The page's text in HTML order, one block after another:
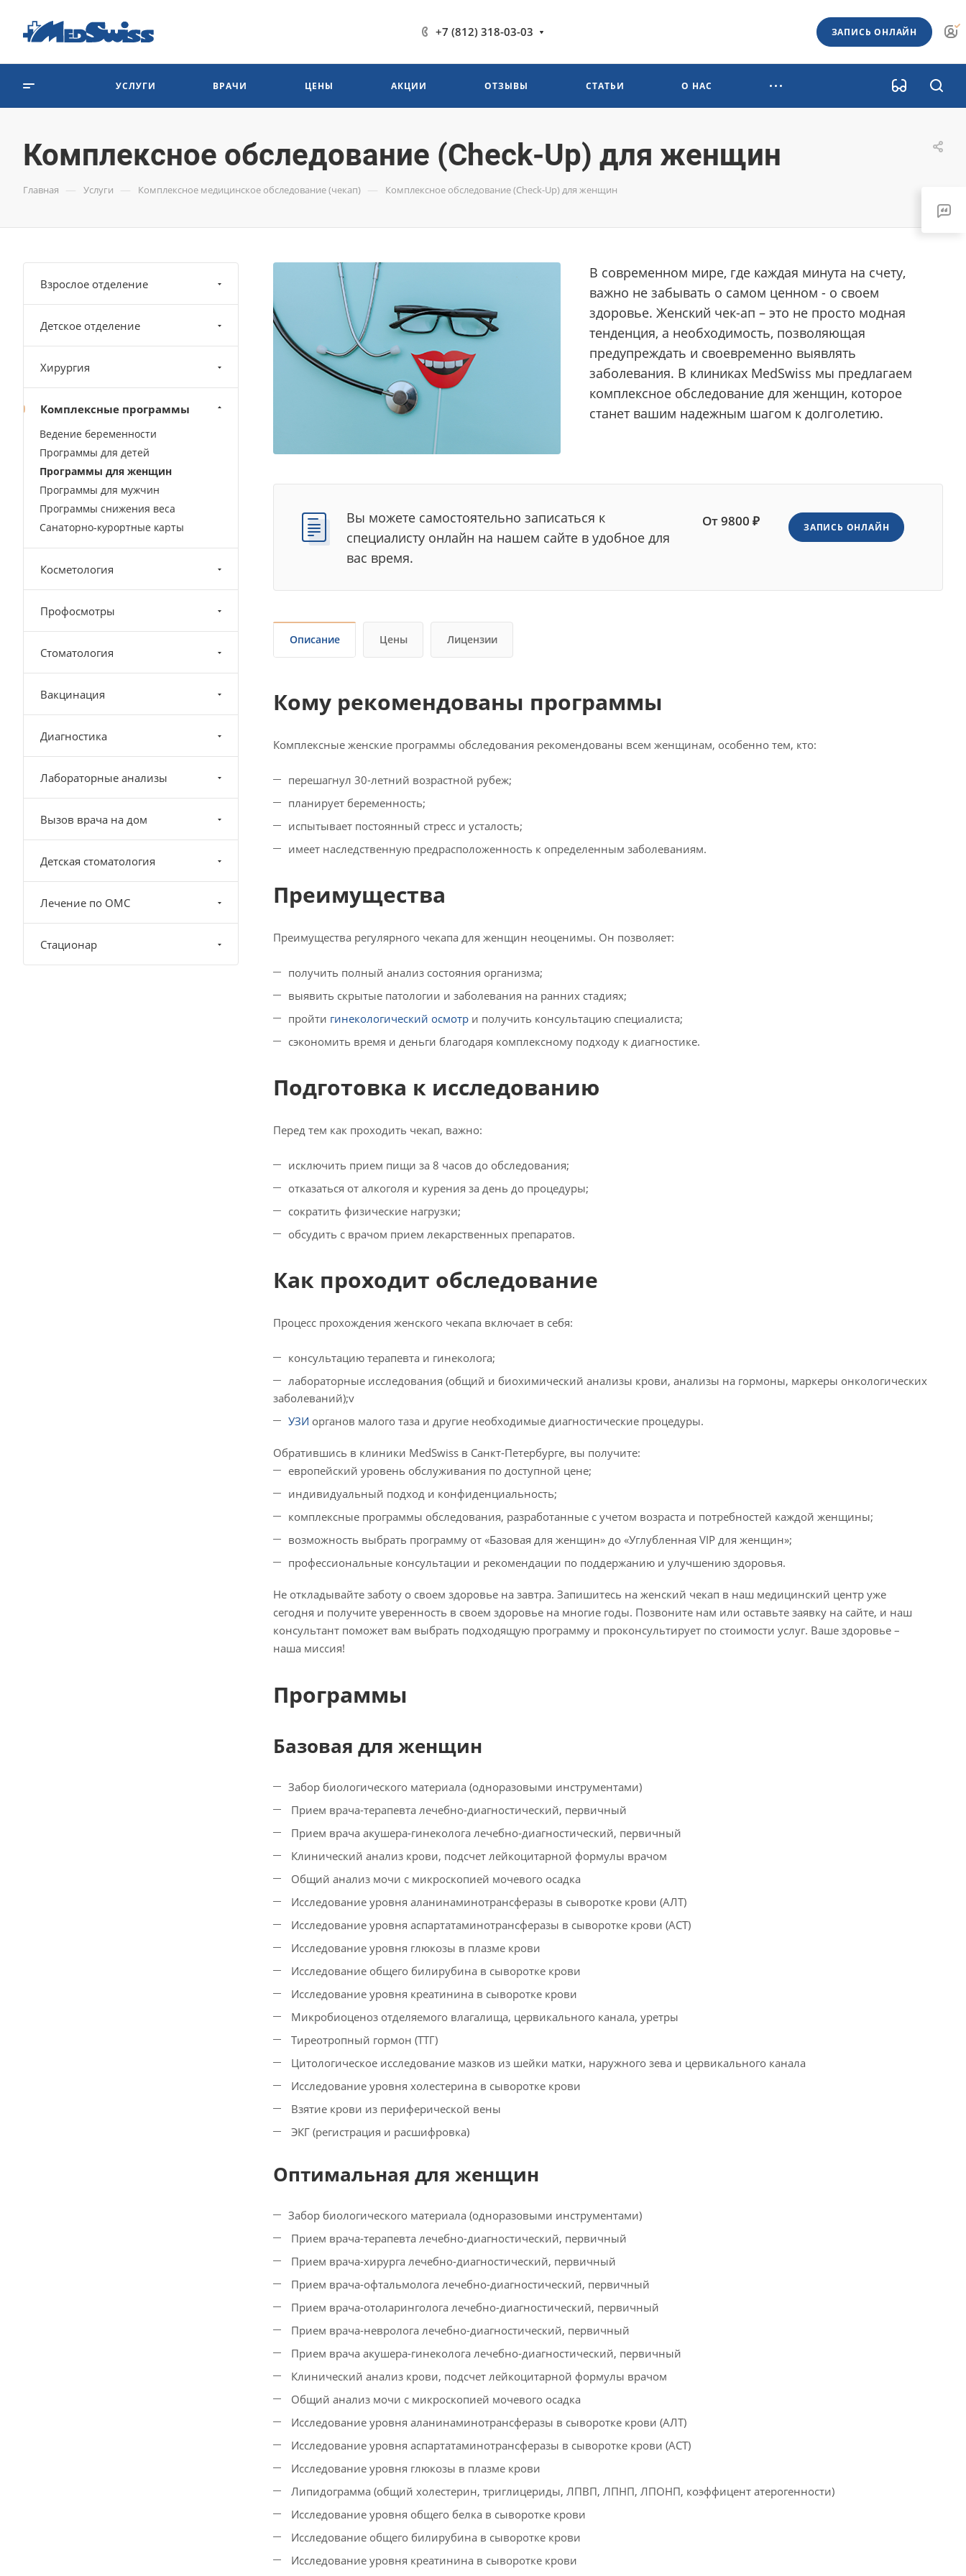
+7 (812) 318-03-03 ЗАПИСЬ ОНЛАЙН
УСЛУГИ ВРАЧИ ЦЕНЫ АКЦИИ ОТЗЫВЫ СТАТЬИ О НАС
Комплексное обследование (Check-Up) для женщин
Главная — Услуги — Комплексное медицинское обследование (чекап) — Комплексное обследование (Check-Up) для женщин
В современном мире, где каждая минута на счету,
важно не забывать о самом ценном - о своем
здоровье. Женский чек-ап – это не просто модная
тенденция, а необходимость, позволяющая
предупреждать и своевременно выявлять
заболевания. В клиниках MedSwiss мы предлагаем
комплексное обследование для женщин, которое
станет вашим надежным шагом к долголетию.
Вы можете самостоятельно записаться к
специалисту онлайн на нашем сайте в удобное для
вас время.
От 9800 ₽ ЗАПИСЬ ОНЛАЙН
Описание Цены Лицензии
Кому рекомендованы программы
Комплексные женские программы обследования рекомендованы всем женщинам, особенно тем, кто:
перешагнул 30-летний возрастной рубеж;
планирует беременность;
испытывает постоянный стресс и усталость;
имеет наследственную предрасположенность к определенным заболеваниям.
Преимущества
Преимущества регулярного чекапа для женщин неоценимы. Он позволяет:
получить полный анализ состояния организма;
выявить скрытые патологии и заболевания на ранних стадиях;
пройти гинекологический осмотр и получить консультацию специалиста;
сэкономить время и деньги благодаря комплексному подходу к диагностике.
Подготовка к исследованию
Перед тем как проходить чекап, важно:
исключить прием пищи за 8 часов до обследования;
отказаться от алкоголя и курения за день до процедуры;
сократить физические нагрузки;
обсудить с врачом прием лекарственных препаратов.
Как проходит обследование
Процесс прохождения женского чекапа включает в себя:
консультацию терапевта и гинеколога;
лабораторные исследования (общий и биохимический анализы крови, анализы на гормоны, маркеры онкологических
заболеваний);v
УЗИ органов малого таза и другие необходимые диагностические процедуры.
Обратившись в клиники MedSwiss в Санкт-Петербурге, вы получите:
европейский уровень обслуживания по доступной цене;
индивидуальный подход и конфиденциальность;
комплексные программы обследования, разработанные с учетом возраста и потребностей каждой женщины;
возможность выбрать программу от «Базовая для женщин» до «Углубленная VIP для женщин»;
профессиональные консультации и рекомендации по поддержанию и улучшению здоровья.
Не откладывайте заботу о своем здоровье на завтра. Запишитесь на женский чекап в наш медицинский центр уже
сегодня и получите уверенность в своем здоровье на многие годы. Позвоните нам или оставьте заявку на сайте, и наш
консультант поможет вам выбрать подходящую программу и проконсультирует по стоимости услуг. Ваше здоровье –
наша миссия!
Программы
Базовая для женщин
Забор биологического материала (одноразовыми инструментами)
Прием врача-терапевта лечебно-диагностический, первичный
Прием врача акушера-гинеколога лечебно-диагностический, первичный
Клинический анализ крови, подсчет лейкоцитарной формулы врачом
Общий анализ мочи с микроскопией мочевого осадка
Исследование уровня аланинаминотрансферазы в сыворотке крови (АЛТ)
Исследование уровня аспартатаминотрансферазы в сыворотке крови (АСТ)
Исследование уровня глюкозы в плазме крови
Исследование общего билирубина в сыворотке крови
Исследование уровня креатинина в сыворотке крови
Микробиоценоз отделяемого влагалища, цервикального канала, уретры
Тиреотропный гормон (ТТГ)
Цитологическое исследование мазков из шейки матки, наружного зева и цервикального канала
Исследование уровня холестерина в сыворотке крови
Взятие крови из периферической вены
ЭКГ (регистрация и расшифровка)
Оптимальная для женщин
Забор биологического материала (одноразовыми инструментами)
Прием врача-терапевта лечебно-диагностический, первичный
Прием врача-хирурга лечебно-диагностический, первичный
Прием врача-офтальмолога лечебно-диагностический, первичный
Прием врача-отоларинголога лечебно-диагностический, первичный
Прием врача-невролога лечебно-диагностический, первичный
Прием врача акушера-гинеколога лечебно-диагностический, первичный
Клинический анализ крови, подсчет лейкоцитарной формулы врачом
Общий анализ мочи с микроскопией мочевого осадка
Исследование уровня аланинаминотрансферазы в сыворотке крови (АЛТ)
Исследование уровня аспартатаминотрансферазы в сыворотке крови (АСТ)
Исследование уровня глюкозы в плазме крови
Липидограмма (общий холестерин, триглицериды, ЛПВП, ЛПНП, ЛПОНП, коэффицент атерогенности)
Исследование уровня общего белка в сыворотке крови
Исследование общего билирубина в сыворотке крови
Исследование уровня креатинина в сыворотке крови
Взрослое отделение
Детское отделение
Хирургия
Комплексные программы
Ведение беременности
Программы для детей
Программы для женщин
Программы для мужчин
Программы снижения веса
Санаторно-курортные карты
Косметология
Профосмотры
Стоматология
Вакцинация
Диагностика
Лабораторные анализы
Вызов врача на дом
Детская стоматология
Лечение по ОМС
Стационар